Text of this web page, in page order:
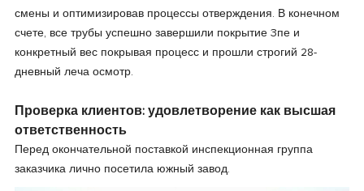
смены и оптимизировав процессы отверждения. В конечном
счете, все трубы успешно завершили покрытие 3пе и
конкретный вес покрывая процесс и прошли строгий 28-
дневный леча осмотр.
Проверка клиентов: удовлетворение как высшая
ответственность
Перед окончательной поставкой инспекционная группа
заказчика лично посетила южный завод.